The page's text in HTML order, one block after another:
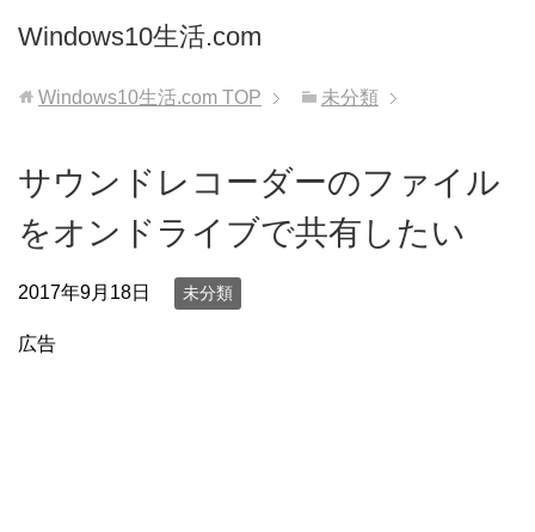
Windows10生活.com
Windows10生活.com TOP 未分類
サウンドレコーダーのファイル
をオンドライブで共有したい
2017年9月18日 未分類
広告